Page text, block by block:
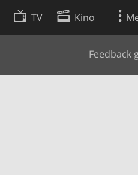
TV Kino
Feedback